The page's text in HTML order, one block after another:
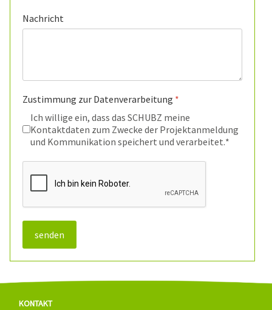
Nachricht
Zustimmung zur Datenverarbeitung *
Ich willige ein, dass das SCHUBZ meine
Kontaktdaten zum Zwecke der Projektanmeldung
und Kommunikation speichert und verarbeitet.*
senden
KONTAKT